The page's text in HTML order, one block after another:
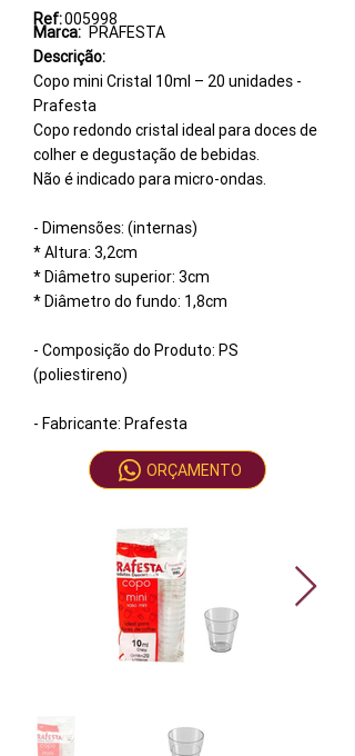
Ref:005998
Marca: PRAFESTA
Descrição:
Copo mini Cristal 10ml – 20 unidades -
Prafesta
Copo redondo cristal ideal para doces de
colher e degustação de bebidas.
Não é indicado para micro-ondas.
- Dimensões: (internas)
* Altura: 3,2cm
* Diâmetro superior: 3cm
* Diâmetro do fundo: 1,8cm
- Composição do Produto: PS
(poliestireno)
- Fabricante: Prafesta
ORÇAMENTO